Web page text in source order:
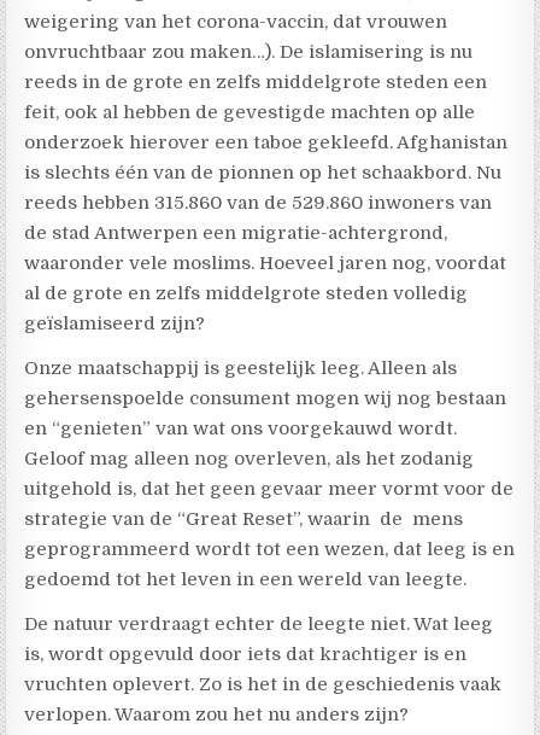
weigering van het corona-vaccin, dat vrouwen
onvruchtbaar zou maken…). De islamisering is nu
reeds in de grote en zelfs middelgrote steden een
feit, ook al hebben de gevestigde machten op alle
onderzoek hierover een taboe gekleefd. Afghanistan
is slechts één van de pionnen op het schaakbord. Nu
reeds hebben 315.860 van de 529.860 inwoners van
de stad Antwerpen een migratie-achtergrond,
waaronder vele moslims. Hoeveel jaren nog, voordat
al de grote en zelfs middelgrote steden volledig
geïslamiseerd zijn?
Onze maatschappij is geestelijk leeg. Alleen als
gehersenspoelde consument mogen wij nog bestaan
en “genieten” van wat ons voorgekauwd wordt.
Geloof mag alleen nog overleven, als het zodanig
uitgehold is, dat het geen gevaar meer vormt voor de
strategie van de “Great Reset”, waarin de mens
geprogrammeerd wordt tot een wezen, dat leeg is en
gedoemd tot het leven in een wereld van leegte.
De natuur verdraagt echter de leegte niet. Wat leeg
is, wordt opgevuld door iets dat krachtiger is en
vruchten oplevert. Zo is het in de geschiedenis vaak
verlopen. Waarom zou het nu anders zijn?